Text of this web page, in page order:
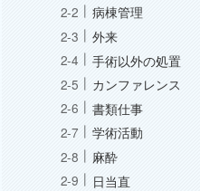
病棟管理
外来
手術以外の処置
カンファレンス
書類仕事
学術活動
麻酔
日当直